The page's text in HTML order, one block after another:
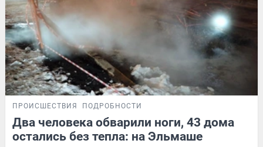
ПРОИСШЕСТВИЯ ПОДРОБНОСТИ
Два человека обварили ноги, 43 дома
остались без тепла: на Эльмаше